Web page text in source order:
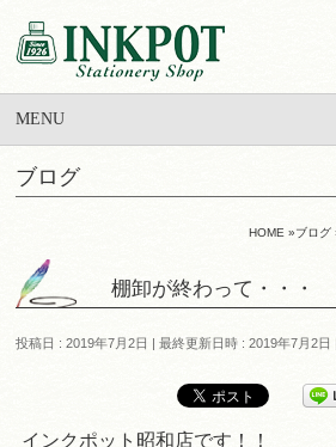
MENU
ブログ
HOME »ブログ
棚卸が終わって・・・
投稿日 : 2019年7月2日 最終更新日時 : 2019年7月2日
インクポット昭和店です！！